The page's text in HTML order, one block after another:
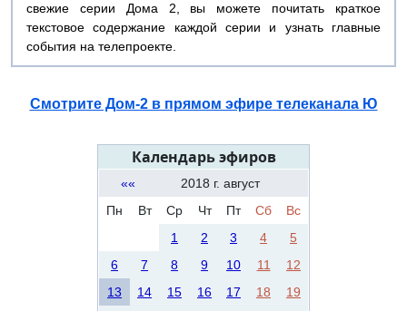
свежие серии Дома 2, вы можете почитать краткое
текстовое содержание каждой серии и узнать главные
события на телепроекте.
Смотрите Дом-2 в прямом эфире телеканала Ю
Календарь эфиров
««
2018 г. август
Пн
Вт Ср Чт Пт Сб
Вс
1
2 3 4
5
6
7 8 9 10 11
12
13
14 15 16 17 18
19